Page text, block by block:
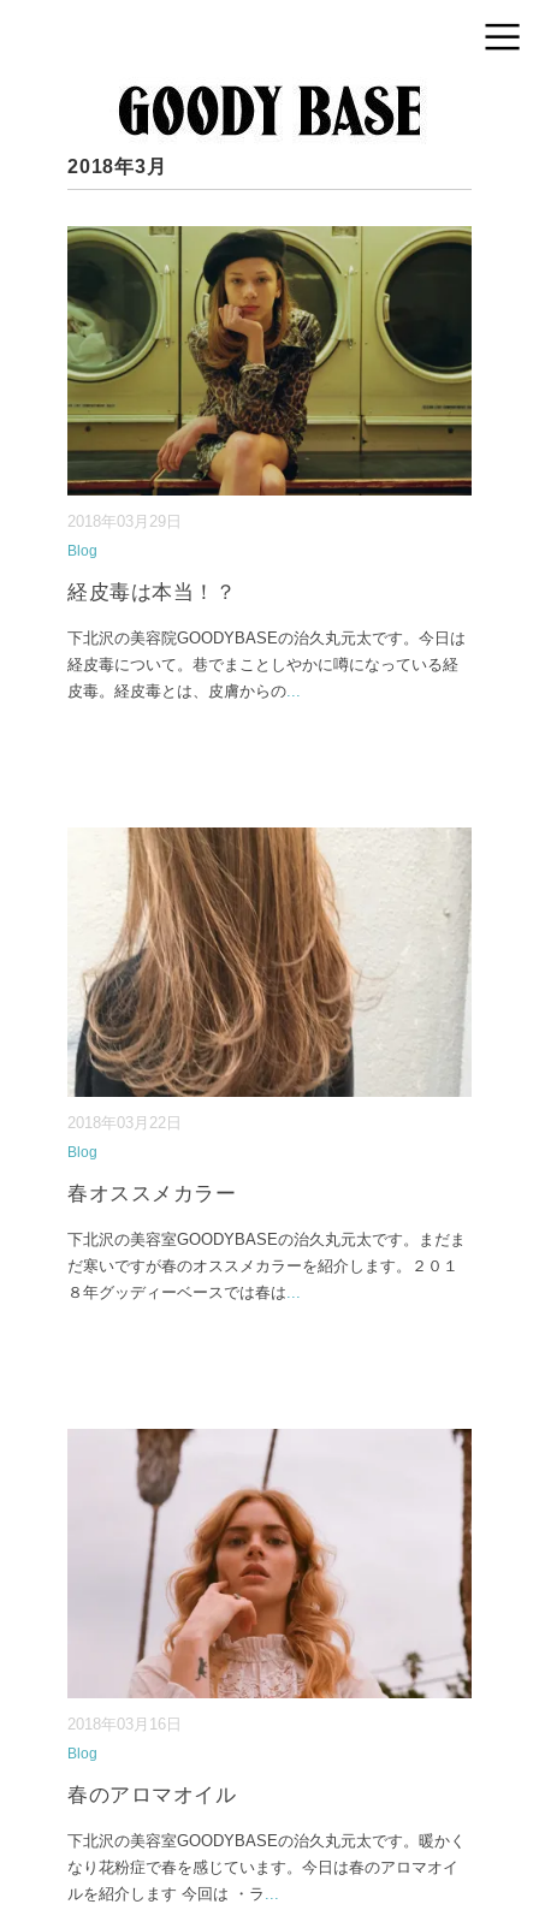
2018年3月
2018年03月29日
Blog
経皮毒は本当！？
下北沢の美容院GOODYBASEの治久丸元太です。今日は
経皮毒について。巷でまことしやかに噂になっている経
皮毒。経皮毒とは、皮膚からの...
2018年03月22日
Blog
春オススメカラー
下北沢の美容室GOODYBASEの治久丸元太です。まだま
だ寒いですが春のオススメカラーを紹介します。２０１
８年グッディーベースでは春は...
2018年03月16日
Blog
春のアロマオイル
下北沢の美容室GOODYBASEの治久丸元太です。暖かく
なり花粉症で春を感じています。今日は春のアロマオイ
ルを紹介します 今回は ・ラ ...